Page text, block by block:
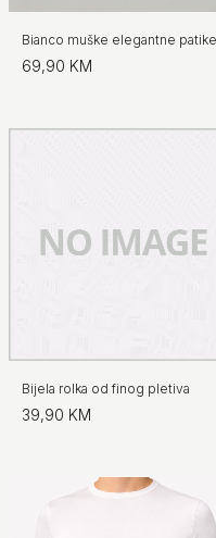
Bianco muške elegantne patike
69,90 KM
Bijela rolka od finog pletiva
39,90 KM